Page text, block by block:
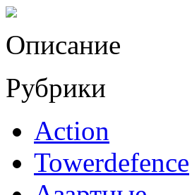
Описание
Рубрики
Action
Towerdefence